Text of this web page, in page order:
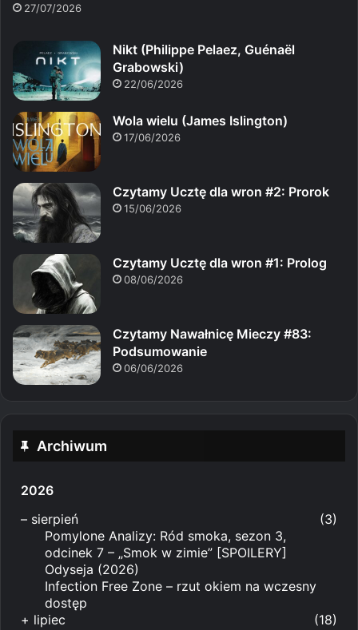
27/07/2026
Nikt (Philippe Pelaez, Guénaël
Grabowski)
22/06/2026
Wola wielu (James Islington)
17/06/2026
Czytamy Ucztę dla wron #2: Prorok
15/06/2026
Czytamy Ucztę dla wron #1: Prolog
08/06/2026
Czytamy Nawałnicę Mieczy #83:
Podsumowanie
06/06/2026
Archiwum
2026
– sierpień
(3)
Pomylone Analizy: Ród smoka, sezon 3,
odcinek 7 – „Smok w zimie” [SPOILERY]
Odyseja (2026)
Infection Free Zone – rzut okiem na wczesny
dostęp
+ lipiec
(18)